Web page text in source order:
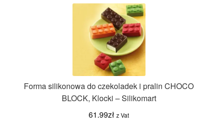
Forma silikonowa do czekoladek i pralin CHOCO
BLOCK, Klocki – Silikomart
61.99zł z Vat